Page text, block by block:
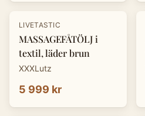
LIVETASTIC
MASSAGEFÅTÖLJ i
textil, läder brun
XXXLutz
5 999 kr